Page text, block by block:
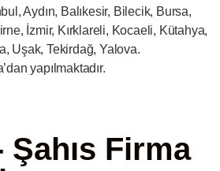
Aydın, Balıkesir, Bilecik, Bursa,
İzmir, Kırklareli, Kocaeli, Kütahya,
Uşak, Tekirdağ, Yalova.
yapılmaktadır.
Firma